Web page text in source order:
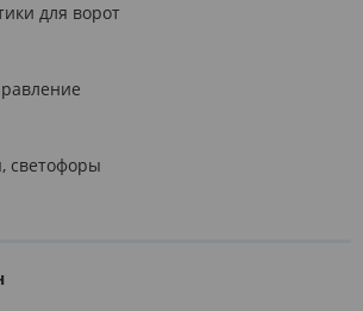
для ворот
светофоры